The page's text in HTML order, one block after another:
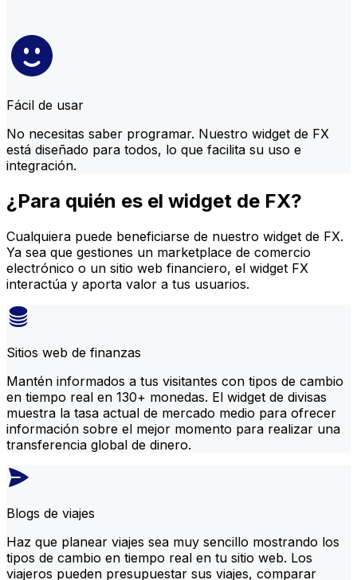
Fácil de usar
No necesitas saber programar. Nuestro widget de FX
está diseñado para todos, lo que facilita su uso e
integración.
¿Para quién es el widget de FX?
Cualquiera puede beneficiarse de nuestro widget de FX.
Ya sea que gestiones un marketplace de comercio
electrónico o un sitio web financiero, el widget FX
interactúa y aporta valor a tus usuarios.
Sitios web de finanzas
Mantén informados a tus visitantes con tipos de cambio
en tiempo real en 130+ monedas. El widget de divisas
muestra la tasa actual de mercado medio para ofrecer
información sobre el mejor momento para realizar una
transferencia global de dinero.
Blogs de viajes
Haz que planear viajes sea muy sencillo mostrando los
tipos de cambio en tiempo real en tu sitio web. Los
viajeros pueden presupuestar sus viajes, comparar